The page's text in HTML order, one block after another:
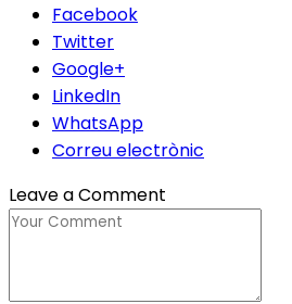
Facebook
Twitter
Google+
LinkedIn
WhatsApp
Correu electrònic
Leave a Comment